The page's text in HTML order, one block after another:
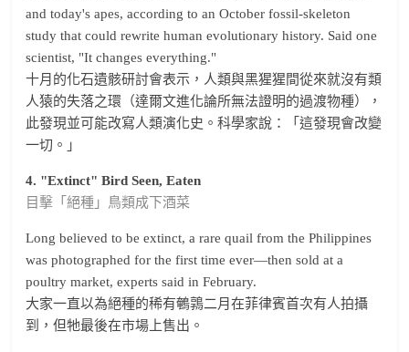
and today's apes, according to an October fossil-skeleton
study that could rewrite human evolutionary history. Said one
scientist, "It changes everything."
十月的化石遺骸研討會表示，人類與黑猩猩間從來就沒有類
人猿的失落之環（達爾文進化論所無法證明的過渡物種），
此發現並可能改寫人類演化史。科學家說：「這發現會改變
一切。」
4. "Extinct" Bird Seen, Eaten
目擊「絕種」鳥類成下酒菜
Long believed to be extinct, a rare quail from the Philippines
was photographed for the first time ever—then sold at a
poultry market, experts said in February.
大家一直以為絕種的稀有鵪鶉二月在菲律賓首次有人拍攝
到，但牠最後在市場上售出。